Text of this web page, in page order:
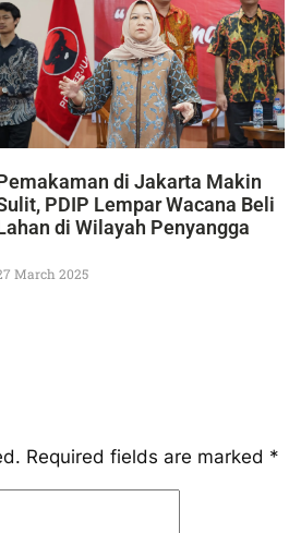
di Jakarta Makin
PDIP Lempar Wacana Beli
di Wilayah Penyangga
March 2025
Required fields are marked *